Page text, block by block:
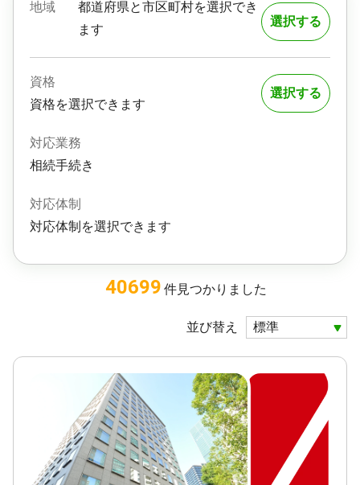
地域
都道府県と市区町村を選択でき
ます
選択する
資格
資格を選択できます
対応業務
相続手続き
対応体制
対応体制を選択できます
選択する
40699 件見つかりました
並び替え